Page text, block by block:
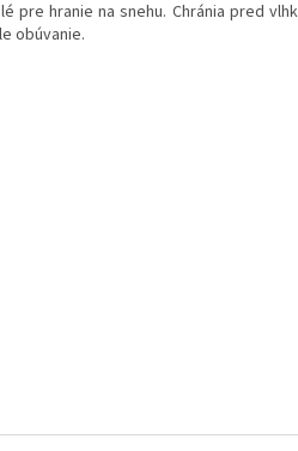
pre hranie na snehu. Chránia pred
obúvanie.